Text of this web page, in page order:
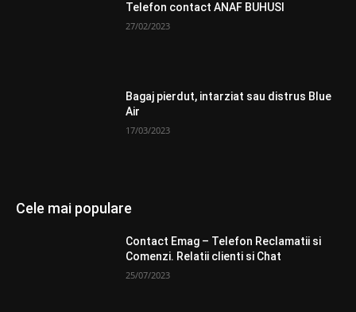
Telefon contact ANAF BUHUSI
27/02/2023
Bagaj pierdut, intarziat sau distrus Blue
Air
17/03/2023
Cele mai populare
Contact Emag – Telefon Reclamatii si
Comenzi. Relatii clienti si Chat
25/07/2023